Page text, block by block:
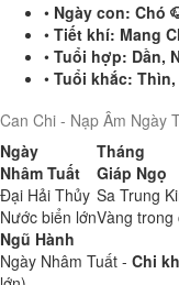
• Ngày con: Chó
• Tiết khí: Mang
• Tuổi hợp: Dần,
• Tuổi khắc: Thìn,
Can Chi - Nạp Âm Ngày
Ngày
Tháng
Nhâm Tuất
Giáp Ngọ
Đại Hải Thủy Sa Trung
Nước biển lớnVàng trong
Ngũ Hành
Ngày Nhâm Tuất - Chi